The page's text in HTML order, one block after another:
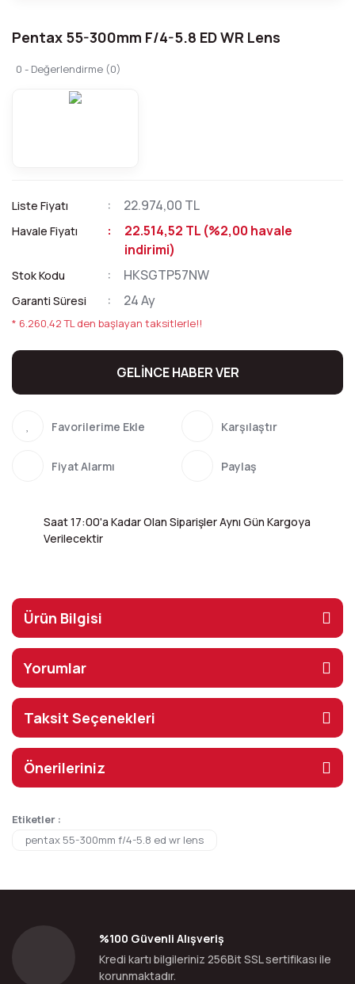
Pentax 55-300mm F/4-5.8 ED WR Lens
0 - Değerlendirme (0)
Liste Fiyatı 22.974,00 TL
Havale Fiyatı
22.514,52 TL (%2,00 havale
indirimi)
Stok Kodu HKSGTP57NW
Garanti Süresi 24 Ay
* 6.260,42 TL den başlayan taksitlerle!!
GELİNCE HABER VER
Karşılaştır
Fiyat Alarmı Paylaş
Saat 17:00'a Kadar Olan Siparişler Aynı Gün Kargoya
Verilecektir
Ürün Bilgisi
Yorumlar
Taksit Seçenekleri
Önerileriniz
Etiketler :
pentax 55-300mm f/4-5.8 ed wr lens
%100 Güvenli Alışveriş
Kredi kartı bilgileriniz 256Bit SSL sertifikası ile
korunmaktadır.